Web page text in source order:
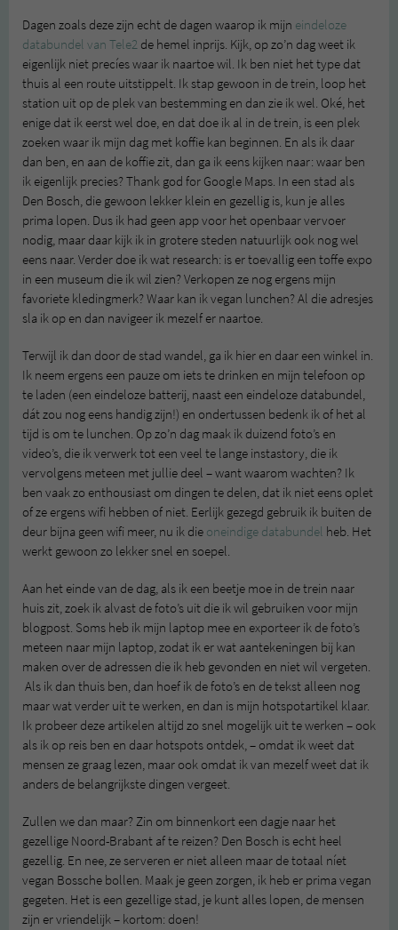
Dagen zoals deze zijn echt de dagen waarop ik mijn eindeloze
databundel van Tele2 de hemel inprijs. Kijk, op zo’n dag weet ik
eigenlijk niet precíes waar ik naartoe wil. Ik ben niet het type dat
thuis al een route uitstippelt. Ik stap gewoon in de trein, loop het
station uit op de plek van bestemming en dan zie ik wel. Oké, het
enige dat ik eerst wel doe, en dat doe ik al in de trein, is een plek
zoeken waar ik mijn dag met koffie kan beginnen. En als ik daar
dan ben, en aan de koffie zit, dan ga ik eens kijken naar: waar ben
ik eigenlijk precies? Thank god for Google Maps. In een stad als
Den Bosch, die gewoon lekker klein en gezellig is, kun je alles
prima lopen. Dus ik had geen app voor het openbaar vervoer
nodig, maar daar kijk ik in grotere steden natuurlijk ook nog wel
eens naar. Verder doe ik wat research: is er toevallig een toffe expo
in een museum die ik wil zien? Verkopen ze nog ergens mijn
favoriete kledingmerk? Waar kan ik vegan lunchen? Al die adresjes
sla ik op en dan navigeer ik mezelf er naartoe.
Terwijl ik dan door de stad wandel, ga ik hier en daar een winkel in.
Ik neem ergens een pauze om iets te drinken en mijn telefoon op
te laden (een eindeloze batterij, naast een eindeloze databundel,
dát zou nog eens handig zijn!) en ondertussen bedenk ik of het al
tijd is om te lunchen. Op zo’n dag maak ik duizend foto’s en
video’s, die ik verwerk tot een veel te lange instastory, die ik
vervolgens meteen met jullie deel – want waarom wachten? Ik
ben vaak zo enthousiast om dingen te delen, dat ik niet eens oplet
of ze ergens wifi hebben of niet. Eerlijk gezegd gebruik ik buiten de
deur bijna geen wifi meer, nu ik die oneindige databundel heb. Het
werkt gewoon zo lekker snel en soepel.
Aan het einde van de dag, als ik een beetje moe in de trein naar
huis zit, zoek ik alvast de foto’s uit die ik wil gebruiken voor mijn
blogpost. Soms heb ik mijn laptop mee en exporteer ik de foto’s
meteen naar mijn laptop, zodat ik er wat aantekeningen bij kan
maken over de adressen die ik heb gevonden en niet wil vergeten.
Als ik dan thuis ben, dan hoef ik de foto’s en de tekst alleen nog
maar wat verder uit te werken, en dan is mijn hotspotartikel klaar.
Ik probeer deze artikelen altijd zo snel mogelijk uit te werken – ook
als ik op reis ben en daar hotspots ontdek, – omdat ik weet dat
mensen ze graag lezen, maar ook omdat ik van mezelf weet dat ik
anders de belangrijkste dingen vergeet.
Zullen we dan maar? Zin om binnenkort een dagje naar het
gezellige Noord-Brabant af te reizen? Den Bosch is echt heel
gezellig. En nee, ze serveren er niet alleen maar de totaal níet
vegan Bossche bollen. Maak je geen zorgen, ik heb er prima vegan
gegeten. Het is een gezellige stad, je kunt alles lopen, de mensen
zijn er vriendelijk – kortom: doen!